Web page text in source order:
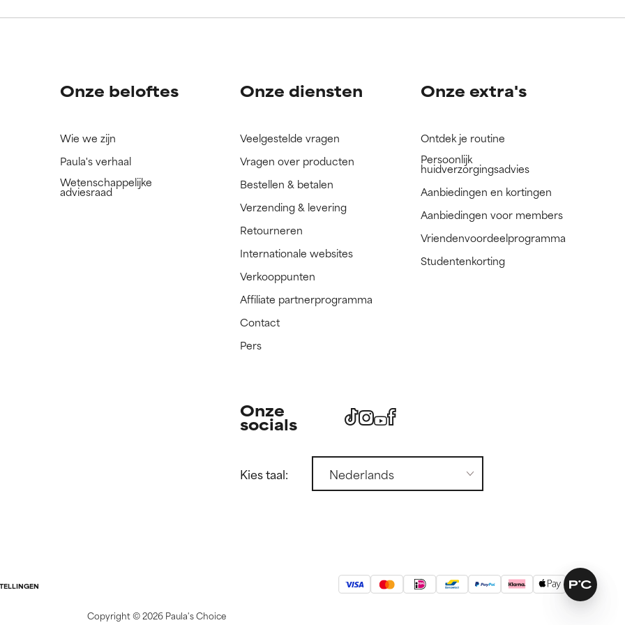
nog niet beoordeeld omdat we het onderzoek ernaar nog niet
nog niet beoordeeld omdat we het onderzoek ernaar nog niet
Onze beloftes
Wie we zijn
Paula's verhaal
Wetenschappelijke
adviesraad
Onze diensten
Veelgestelde vragen
Vragen over producten
Bestellen & betalen
Verzending & levering
Retourneren
Internationale websites
Verkooppunten
Affiliate partnerprogramma
Contact
Pers
Onze extra's
Ontdek je routine
Persoonlijk
huidverzorgingsadvies
Aanbiedingen en kortingen
Aanbiedingen voor members
Vriendenvoordeelprogramma
Studentenkorting
Onze
socials
Kies taal:
Copyright ©2026 Paula's Choice